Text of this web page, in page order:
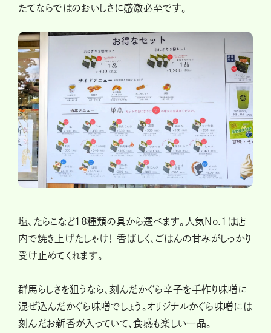
たてならではのおいしさに感激必至です。
塩、たらこなど18種類の具から選べます。人気No.1は店
内で焼き上げたしゃけ！ 香ばしく、ごはんの甘みがしっかり
受け止めてくれます。
群馬らしさを狙うなら、刻んだかぐら辛子を手作り味噌に
混ぜ込んだかぐら味噌でしょう。オリジナルかぐら味噌には
刻んだお新香が入っていて、食感も楽しい一品。